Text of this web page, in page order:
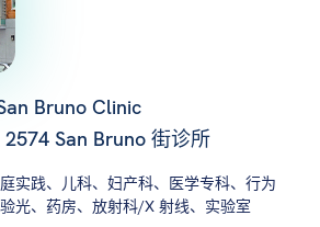
Bruno Clinic
San Bruno 街诊所
实践、儿科、妇产科、医学专科、行为
光、药房、放射科/X 射线、实验室